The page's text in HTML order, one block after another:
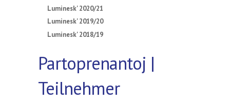
Luminesk' 2020/21
Luminesk' 2019/20
Luminesk' 2018/19
Partoprenantoj |
Teilnehmer